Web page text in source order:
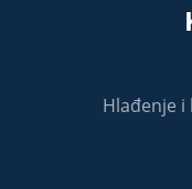
Hlađenje